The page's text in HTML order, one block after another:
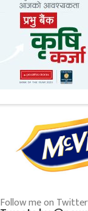
Follow me on Twitter